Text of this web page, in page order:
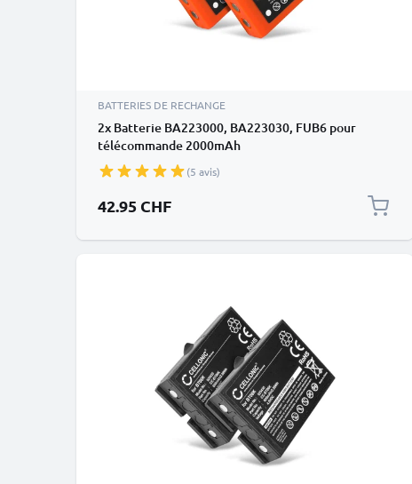
BATTERIES DE RECHANGE
2x Batterie BA223000, BA223030, FUB6 pour
télécommande 2000mAh
(5 avis)
42.95 CHF